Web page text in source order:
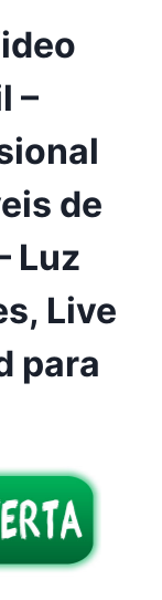
–
de
Luz
Live
para